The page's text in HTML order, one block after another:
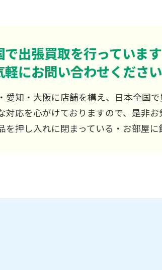
で出張買取を行っています
軽にお問い合わせください
愛知・大阪に店舗を構え、日本全国で
対応を心がけておりますので、是非お
を押し入れに閉まっている・お部屋に